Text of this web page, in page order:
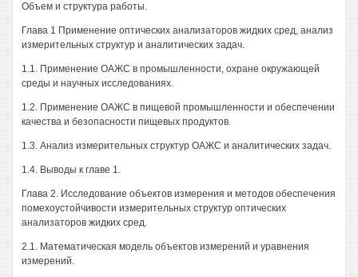
Объем и структура работы.
Глава 1 Применение оптических анализаторов жидких сред, анализ
измерительных структур и аналитических задач.
1.1. Применение ОАЖС в промышленности, охране окружающей
среды и научных исследованиях.
1.2. Применение ОАЖС в пищевой промышленности и обеспечении
качества и безопасности пищевых продуктов.
1.3. Анализ измерительных структур ОАЖС и аналитических задач.
1.4. Выводы к главе 1.
Глава 2. Исследование объектов измерения и методов обеспечения
помехоустойчивости измерительных структур оптических
анализаторов жидких сред.
2.1. Математическая модель объектов измерений и уравнения
измерений.